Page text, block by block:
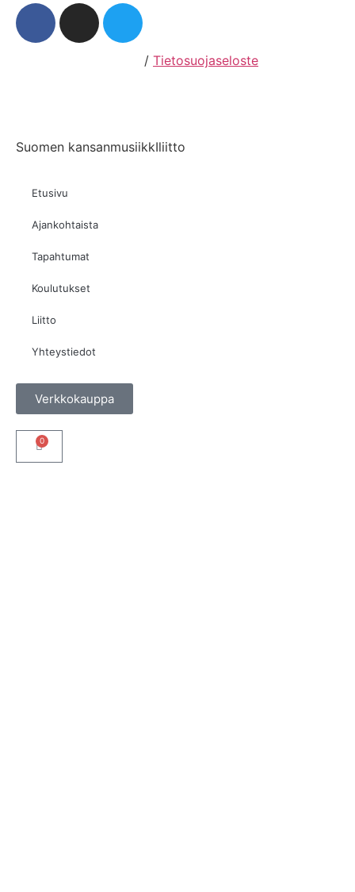
/ Tietosuojaseloste
Suomen kansanmusiikkIliitto
Etusivu
Ajankohtaista
Tapahtumat
Koulutukset
Liitto
Yhteystiedot
Verkkokauppa
0